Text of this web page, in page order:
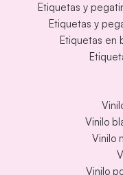
Etiquetas y
Etiquetas y
Etiquetas en
Vinilo
Vinilo
Vinilo